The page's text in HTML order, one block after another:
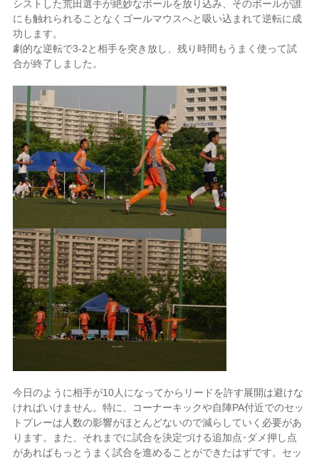
シストした荒田選手が絶妙なボールを放り込み、そのボールが誰
にも触れられることなくゴールマウスへと吸い込まれて逆転に成
功します。
劇的な逆転で3-2と相手を突き放し、残り時間もうまく使って試
合が終了しました。
今日のように相手が10人になってからリードを許す展開は避けな
ければいけません。特に、コーナーキックや自陣PA付近でのセッ
トプレーは人数の影響がほとんどないので減らしていく必要があ
ります。また、それまでに試合を決定づける追加点･ダメ押し点
があればもっとうまく試合を進めることができたはずです。セッ